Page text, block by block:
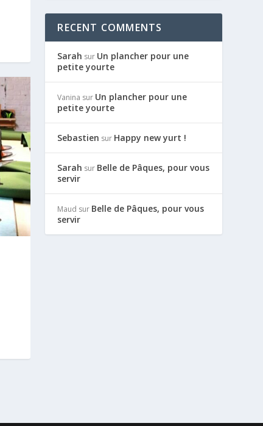
RECENT COMMENTS
Sarah sur Un plancher pour une
petite yourte
Vanina sur Un plancher pour une
petite yourte
Sebastien sur Happy new yurt !
Sarah sur Belle de Pâques, pour vous
servir
Maud sur Belle de Pâques, pour vous
servir